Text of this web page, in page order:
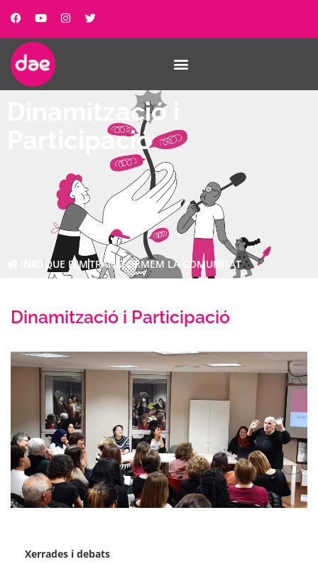
Dinamització i
Participació
QUE FEMTRANSFORMEM LA COMUNITAT
Dinamització i Participació
Xerrades i debats